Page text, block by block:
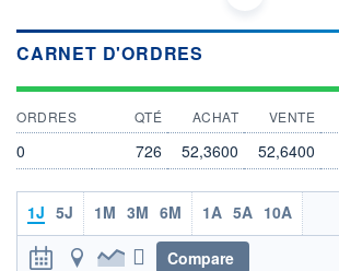
DONNÉES TEMPS DIFFÉRÉ
Politique d'exécution
Cotation sur les autres places
17h46
CARNET D'ORDRES
ORDRES QTÉ ACHAT VENTE
0 726 52,3600 52,6400
1J 5J 1M 3M 6M 1A 5A 10A
Compare